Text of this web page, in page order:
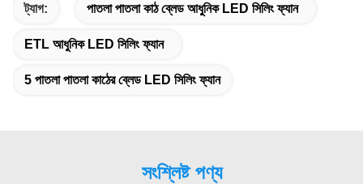
ট্যাগ: পাতলা পাতলা কাঠ ব্লেড আধুনিক LED সিলিং ফ্যান
ETL আধুনিক LED সিলিং ফ্যান
5 পাতলা পাতলা কাঠের ব্লেড LED সিলিং ফ্যান
সংশ্লিষ্ট পণ্য